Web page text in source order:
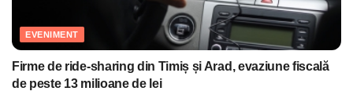
EVENIMENT
Firme de ride-sharing din Timiș și Arad, evaziune fiscală
de peste 13 milioane de lei